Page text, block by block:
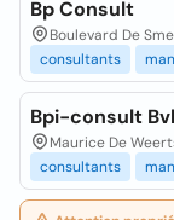
Bp Consult
Boulevard De
consultants
Bpi-consult
Maurice De
consultants